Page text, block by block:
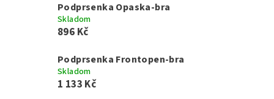
Podprsenka Opaska-bra
Skladom
896 Kč
Podprsenka Frontopen-bra
Skladom
1 133 Kč